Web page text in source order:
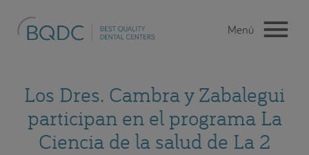
Los Dres. Cambra y Zabalegui
participan en el programa La
Ciencia de la salud de La 2